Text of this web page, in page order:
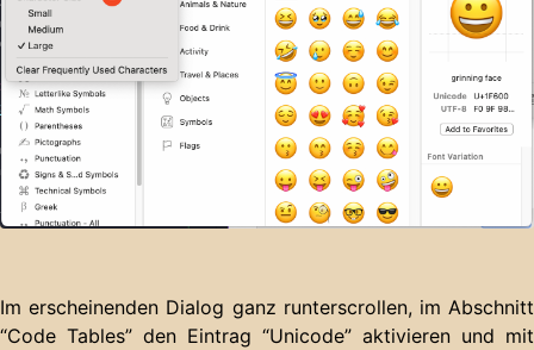
Im erscheinenden Dialog ganz runterscrollen, im Abschnitt
“Code Tables” den Eintrag “Unicode” aktivieren und mit